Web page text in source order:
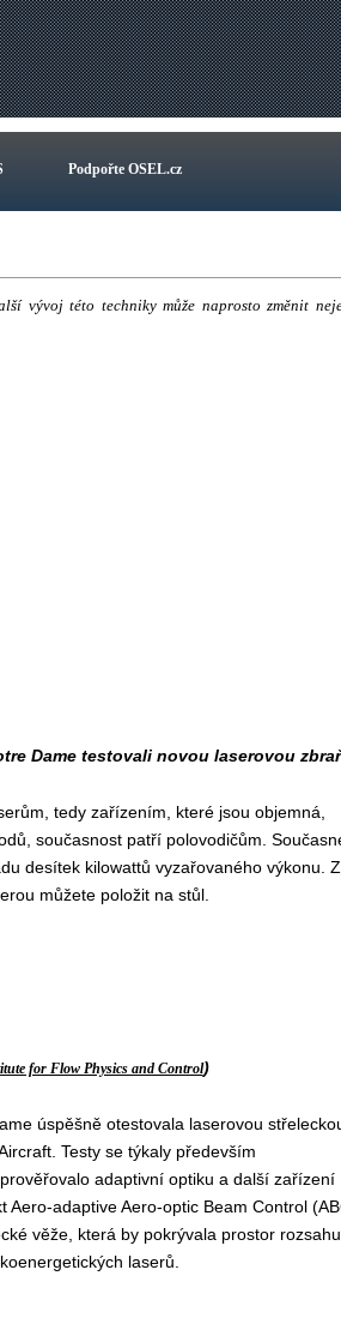
Podpořte OSEL.cz
vývoj této techniky může naprosto změnit
Dame testovali novou laserovou
tedy zařízením, které jsou objemná,
současnost patří polovodičům.
desítek kilowattů vyzařovaného výkonu.
můžete položit na stůl.
for Flow Physics and Control)
úspěšně otestovala laserovou
Testy se týkaly především
adaptivní optiku a další zařízení
adaptive Aero-optic Beam Control
věže, která by pokrývala prostor rozsahu
laserů.